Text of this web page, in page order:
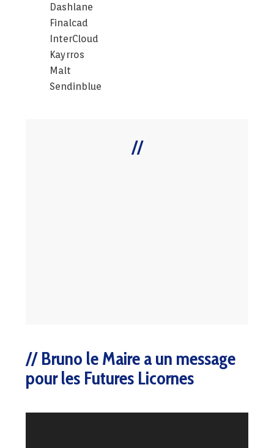
Dashlane
Finalcad
InterCloud
Kayrros
Malt
Sendinblue
Bruno le Maire a un message
pour les Futures Licornes